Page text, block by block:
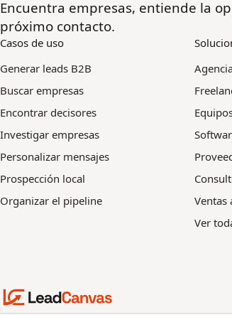
Encuentra empresas, entiende la
próximo contacto.
Casos de uso
Generar leads B2B
Buscar empresas
Encontrar decisores
Investigar empresas
Personalizar mensajes
Prospección local
Organizar el pipeline
Ventas
Ver